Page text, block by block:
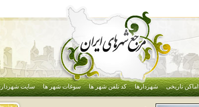
اماکن تاریخی شهردارها کد تلفن شهر ها سوغات شهر ها سایت